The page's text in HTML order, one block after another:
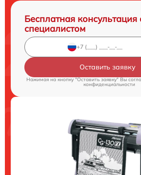
Бесплатная консультация
специалистом
Оставить заявку
Нажимая на кнопку "Оставить заявку" Вы
конфиденциальности